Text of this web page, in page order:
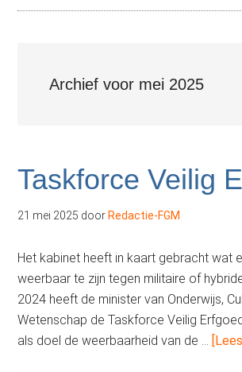
Archief voor mei 2025
Taskforce Veilig
21 mei 2025 door Redactie-FGM
Het kabinet heeft in kaart gebracht wat
weerbaar te zijn tegen militaire of
2024 heeft de minister van Onderwijs,
Wetenschap de Taskforce Veilig
als doel de weerbaarheid van de …